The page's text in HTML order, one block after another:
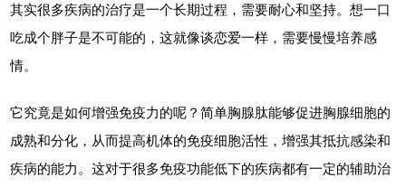
其实很多疾病的治疗是一个长期过程，需要耐心和坚持。想一口
吃成个胖子是不可能的，这就像谈恋爱一样，需要慢慢培养感
情。
它究竟是如何增强免疫力的呢？简单胸腺肽能够促进胸腺细胞的
成熟和分化，从而提高机体的免疫细胞活性，增强其抵抗感染和
疾病的能力。这对于很多免疫功能低下的疾病都有一定的辅助治